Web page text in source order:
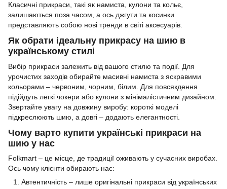
Класичні прикраси, такі як намиста, кулони та кольє,
залишаються поза часом, а ось джгути та косинки
представляють собою нові тренди в світі аксесуарів.
Як обрати ідеальну прикрасу на шию в
українському стилі
Вибір прикраси залежить від вашого стилю та події. Для
урочистих заходів обирайте масивні намиста з яскравими
кольорами – червоним, чорним, білим. Для повсякдення
підійдуть легкі чокери або кулони з мінімалістичним дизайном.
Звертайте увагу на довжину виробу: короткі моделі
підкреслюють шию, а довгі – додають елегантності.
Чому варто купити українські прикраси на
шию у нас
Folkmart – це місце, де традиції оживають у сучасних виробах.
Ось чому клієнти обирають нас:
Автентичність – лише оригінальні прикраси від українських